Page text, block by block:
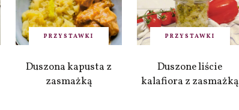
PRZYSTAWKI
Duszona kapusta z
zasmażką
PRZYSTAWKI
Duszone liście
kalafiora z zasmażką